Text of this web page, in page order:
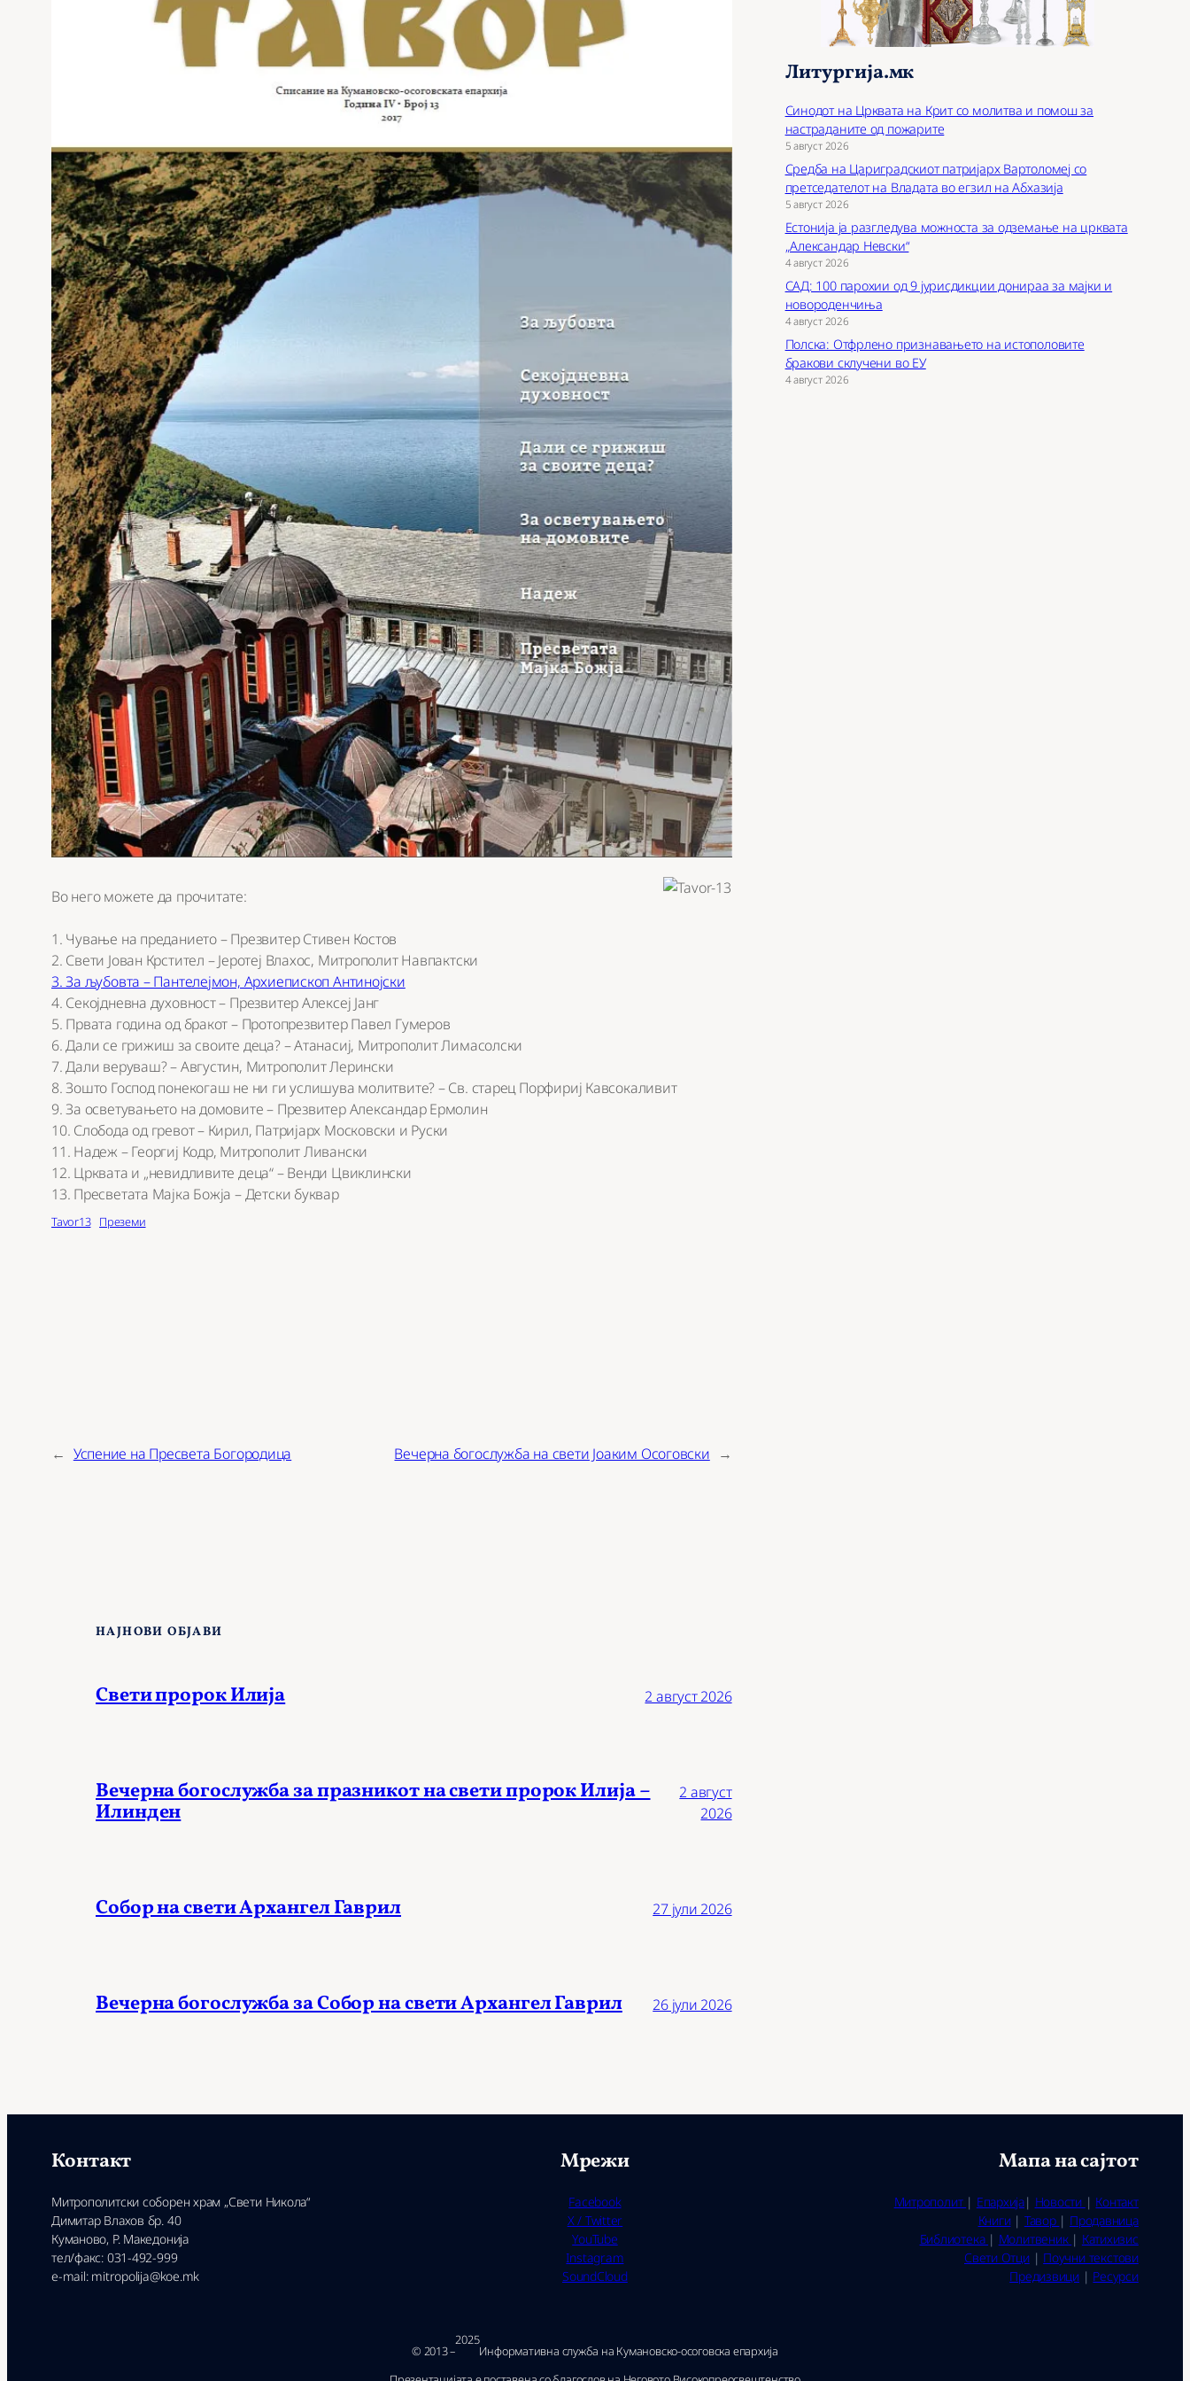
Во него можете да прочитате:
1. Чување на преданието – Презвитер Стивен Костов
2. Свети Јован Крстител – Јеротеј Влахос, Митрополит Навпактски
3. За љубовта – Пантелејмон, Архиепископ Антинојски
4. Секојдневна духовност – Презвитер Алексеј Јанг
5. Првата година од бракот – Протопрезвитер Павел Гумеров
6. Дали се грижиш за своите деца? – Атанасиј, Митрополит Лимасолски
7. Дали веруваш? – Августин, Митрополит Лерински
8. Зошто Господ понекогаш не ни ги услишува молитвите? – Св. старец Порфириј Кавсокаливит
9. За осветувањето на домовите – Презвитер Александар Ермолин
10. Слобода од гревот – Кирил, Патријарх Московски и Руски
11. Надеж – Георгиј Кодр, Митрополит Ливански
12. Црквата и „невидливите деца“ – Венди Цвиклински
13. Пресветата Мајка Божја – Детски буквар
Tavor13 Преземи
← Успение на Пресвета Богородица Вечерна богослужба на свети Јоаким Осоговски →
НАЈНОВИ ОБЈАВИ
Свети пророк Илија 2 август 2026
Вечерна богослужба за празникот на свети пророк Илија –
Илинден
2 август
2026
Собор на свети Архангел Гаврил 27 јули 2026
Вечерна богослужба за Собор на свети Архангел Гаврил 26 јули 2026
Литургија.мк
Синодот на Црквата на Крит со молитва и помош за
настраданите од пожарите
5 август 2026
Средба на Цариградскиот патријарх Вартоломеј со
претседателот на Владата во егзил на Абхазија
5 август 2026
Естонија ја разгледува можноста за одземање на црквата
„Александар Невски“
4 август 2026
САД: 100 парохии од 9 јурисдикции донираа за мајки и
новороденчиња
4 август 2026
Полска: Отфрлено признавањето на истополовите
бракови склучени во ЕУ
4 август 2026
Контакт
Митрополитски соборен храм „Свети Никола“
Димитар Влахов бр. 40
Куманово, Р. Македонија
тел/факс: 031-492-999
e-mail: mitropolija@koe.mk
Мрежи
Facebook
X / Twitter
YouTube
Instagram
SoundCloud
Мапа на сајтот
Митрополит | Епархија| Новости | Контакт
Книги| Тавор | Продавница
Библиотека | Молитвеник | Катихизис
Свети Отци| Поучни текстови
Предизвици | Ресурси
© 2013 –
2025
Ин­фор­ма­тив­на служ­ба на Ку­ма­нов­ско-осо­гов­ска епар­хи­ја